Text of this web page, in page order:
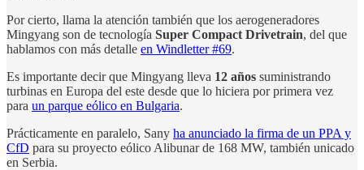
Por cierto, llama la atención también que los aerogeneradores
Mingyang son de tecnología Super Compact Drivetrain, del que
hablamos con más detalle en Windletter #69.
Es importante decir que Mingyang lleva 12 años suministrando
turbinas en Europa del este desde que lo hiciera por primera vez
para un parque eólico en Bulgaria.
Prácticamente en paralelo, Sany ha anunciado la firma de un PPA y
CfD para su proyecto eólico Alibunar de 168 MW, también unicado
en Serbia.